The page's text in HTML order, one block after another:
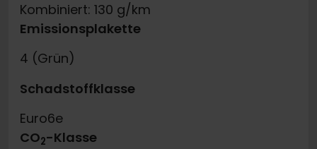
Kombiniert: 130 g/km
Emissionsplakette
4 (Grün)
Schadstoffklasse
Euro6e
CO2-Klasse